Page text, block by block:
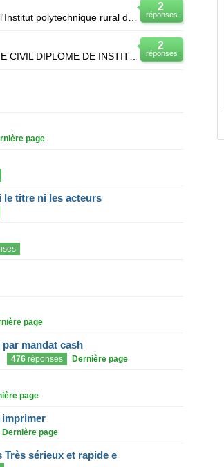
2
réponses
2
réponses
JE SUIS TECHNICIEN SUPERIEUR EN GENIE CIVIL DIPLOME DE INSTITUT DE LA FORMATION PROFESSIONNELLE ET J
page
le titre ni les acteurs
page
mandat cash
476réponses Dernière page
page
Dernière page
sérieux et rapide e